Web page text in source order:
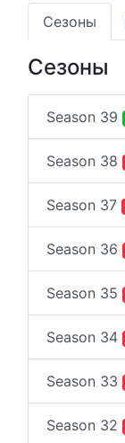
Сезоны
Сезоны
Season 39
Season 38
Season 37
Season 36
Season 35
Season 34
Season 33
Season 32